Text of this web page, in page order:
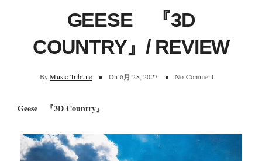
GEESE 『3D
COUNTRY』/ REVIEW
By Music Tribune On 6月 28, 2023 No Comment
Geese 『3D Country』